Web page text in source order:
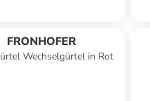
FRONHOFER
Wechselgürtel in Rot